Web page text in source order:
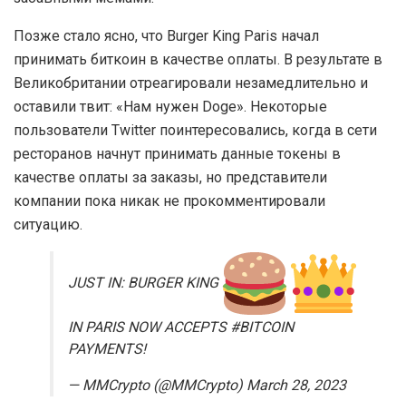
Позже стало ясно, что Burger King Paris начал
принимать биткоин в качестве оплаты. В результате в
Великобритании отреагировали незамедлительно и
оставили твит: «Нам нужен Doge». Некоторые
пользователи Twitter поинтересовались, когда в сети
ресторанов начнут принимать данные токены в
качестве оплаты за заказы, но представители
компании пока никак не прокомментировали
ситуацию.
JUST IN: BURGER KING
IN PARIS NOW ACCEPTS #BITCOIN
PAYMENTS!
— MMCrypto (@MMCrypto) March 28, 2023